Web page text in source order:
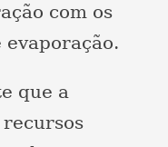
com os
que a